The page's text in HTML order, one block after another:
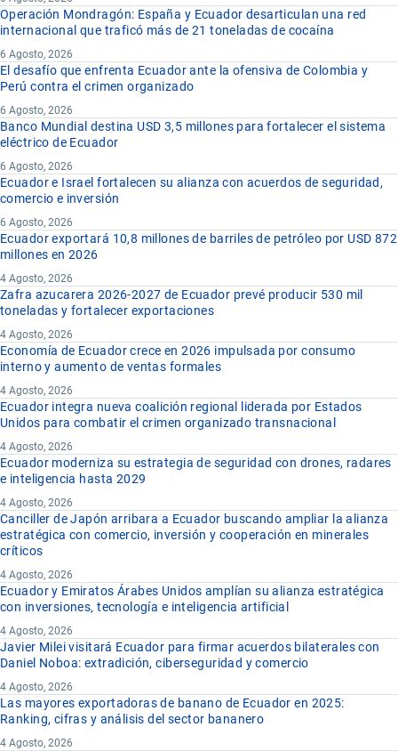
Operación Mondragón: España y Ecuador desarticulan una red
internacional que traficó más de 21 toneladas de cocaína
6 Agosto, 2026
El desafío que enfrenta Ecuador ante la ofensiva de Colombia y
Perú contra el crimen organizado
6 Agosto, 2026
Banco Mundial destina USD 3,5 millones para fortalecer el sistema
eléctrico de Ecuador
6 Agosto, 2026
Ecuador e Israel fortalecen su alianza con acuerdos de seguridad,
comercio e inversión
6 Agosto, 2026
Ecuador exportará 10,8 millones de barriles de petróleo por USD 872
millones en 2026
4 Agosto, 2026
Zafra azucarera 2026-2027 de Ecuador prevé producir 530 mil
toneladas y fortalecer exportaciones
4 Agosto, 2026
Economía de Ecuador crece en 2026 impulsada por consumo
interno y aumento de ventas formales
4 Agosto, 2026
Ecuador integra nueva coalición regional liderada por Estados
Unidos para combatir el crimen organizado transnacional
4 Agosto, 2026
Ecuador moderniza su estrategia de seguridad con drones, radares
e inteligencia hasta 2029
4 Agosto, 2026
Canciller de Japón arribara a Ecuador buscando ampliar la alianza
estratégica con comercio, inversión y cooperación en minerales
críticos
4 Agosto, 2026
Ecuador y Emiratos Árabes Unidos amplían su alianza estratégica
con inversiones, tecnología e inteligencia artificial
4 Agosto, 2026
Javier Milei visitará Ecuador para firmar acuerdos bilaterales con
Daniel Noboa: extradición, ciberseguridad y comercio
4 Agosto, 2026
Las mayores exportadoras de banano de Ecuador en 2025:
Ranking, cifras y análisis del sector bananero
4 Agosto, 2026